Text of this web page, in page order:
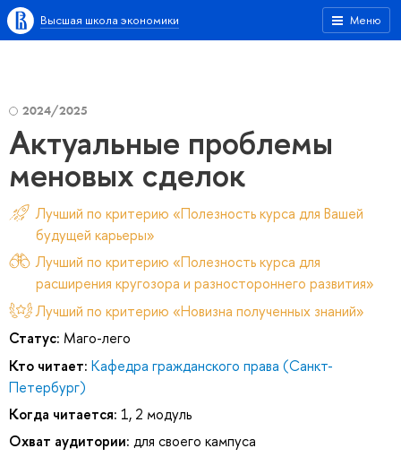
Меню
Высшая школа экономики
2024/2025
Актуальные проблемы
меновых сделок
Лучший по критерию «Полезность курса для Вашей
будущей карьеры»
Лучший по критерию «Полезность курса для
расширения кругозора и разностороннего развития»
Лучший по критерию «Новизна полученных знаний»
Статус: Маго-лего
Кто читает: Кафедра гражданского права (Санкт-
Петербург)
Когда читается: 1, 2 модуль
Охват аудитории: для своего кампуса